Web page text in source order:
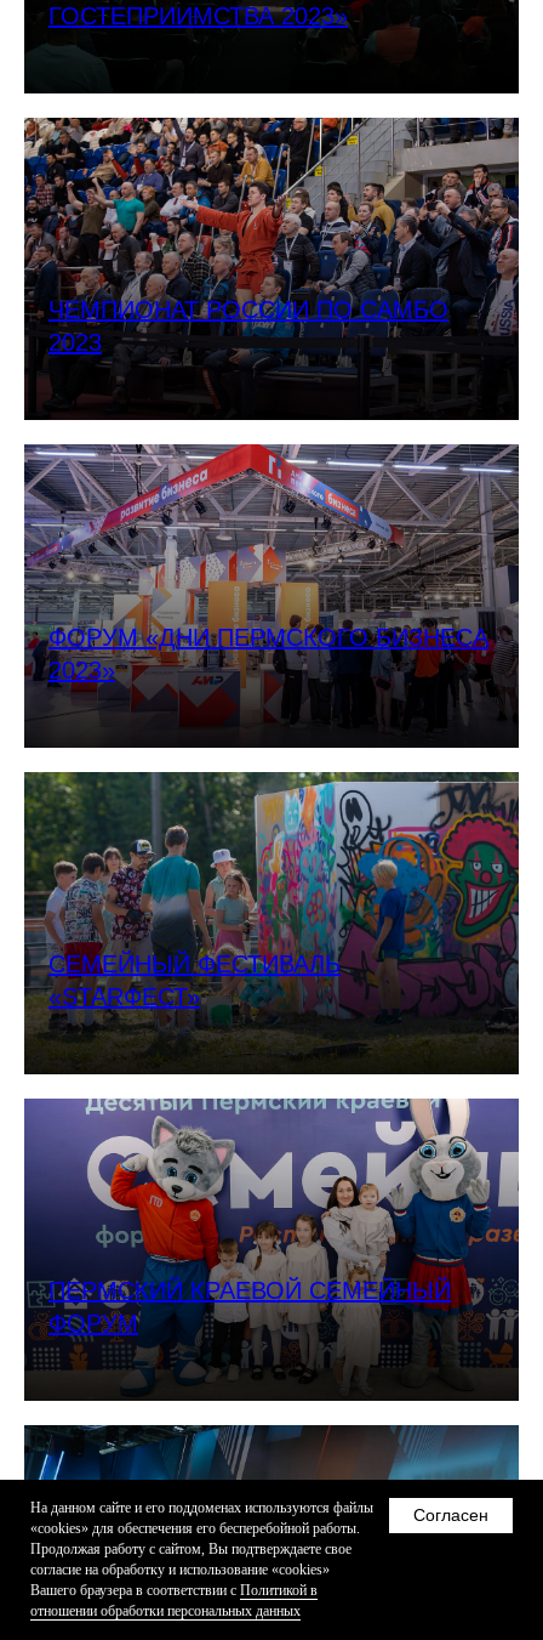
На данном сайте и его поддоменах используются файлы
«cookies» для обеспечения его бесперебойной работы.
Продолжая работу с сайтом, Вы подтверждаете свое
согласие на обработку и использование «cookies»
Вашего браузера в соответствии с Политикой в
отношении обработки персональных данных
Согласен
ГОСТЕПРИИМСТВА 2023»
ЧЕМПИОНАТ РОССИИ ПО САМБО
2023
ФОРУМ «ДНИ ПЕРМСКОГО БИЗНЕСА
2023»
СЕМЕЙНЫЙ ФЕСТИВАЛЬ
«STARФЕСТ»
ПЕРМСКИЙ КРАЕВОЙ СЕМЕЙНЫЙ
ФОРУМ
ПЕРМСКИЙ ИНЖЕНЕРНО-